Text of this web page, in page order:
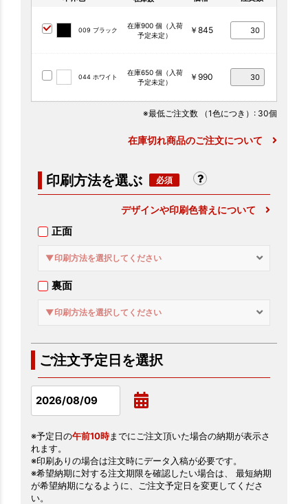
009 ブラック
在庫900 個（入荷
予定未定）
￥845
044 ホワイト
在庫650 個（入荷
予定未定）
￥990
※最低ご注文数 （1色につき） : 30個
在庫切れ商品のご注文について
印刷方法を選ぶ
デザインや印刷色替えについて
正面
▼印刷方法を選択してください
裏面
▼印刷方法を選択してください
ご注文予定日を選択
※予定日の午前10時までにご注文頂いた場合の納期が表示さ
れます。
※印刷ありの場合は注文時にデータ入稿が必要です。
※希望納期に対する注文期限を確認したい場合は、 最短納期
が希望納期になるように、ご注文予定日を変更してくださ
い。